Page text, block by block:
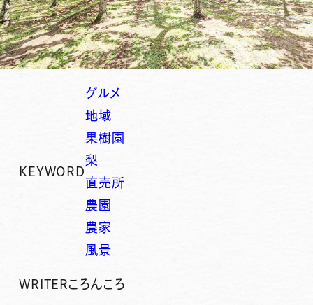
KEYWORD
グルメ
地域
果樹園
梨
直売所
農園
農家
風景
WRITERころんころ